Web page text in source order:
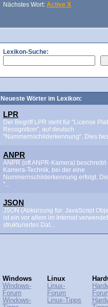
Nächstes Wort: Active X
Lexikon-Suche:
Neueste Wörter im Lexikon:
LPR
Der Begriff LPR steht für "License
Recognition", auf deutsch
"Nummernschilderkennung". Dies
ANPR
ANPR (oft ANPR-Kamera) beschreibt
Kamera-Technik, bei der eine
Nummernschilderkennung erfolgt.
"...
JSON
JSON (Abkürzung für: JavaScript
ist ein vor allem im Internet
strukturiertes Dat...
Windows
Windows-
Forum
Windows-
Linux
Linux-
Forum
Linux-Tipps